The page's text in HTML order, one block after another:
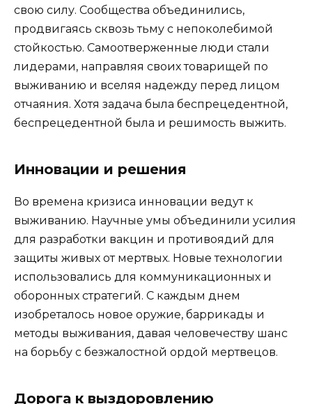
свою силу. Сообщества объединились,
продвигаясь сквозь тьму с непоколебимой
стойкостью. Самоотверженные люди стали
лидерами, направляя своих товарищей по
выживанию и вселяя надежду перед лицом
отчаяния. Хотя задача была беспрецедентной,
беспрецедентной была и решимость выжить.
Инновации и решения
Во времена кризиса инновации ведут к
выживанию. Научные умы объединили усилия
для разработки вакцин и противоядий для
защиты живых от мертвых. Новые технологии
использовались для коммуникационных и
оборонных стратегий. С каждым днем ​​
изобреталось новое оружие, баррикады и
методы выживания, давая человечеству шанс
на борьбу с безжалостной ордой мертвецов.
Дорога к выздоровлению